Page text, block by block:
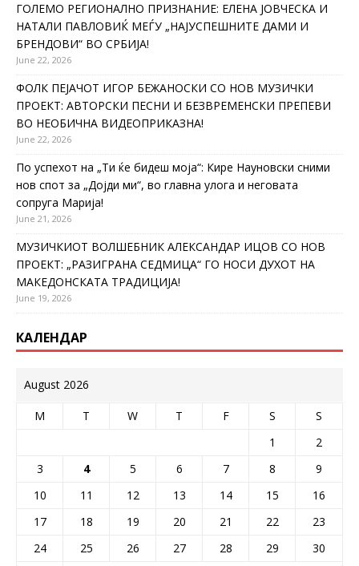
ГОЛЕМО РЕГИОНАЛНО ПРИЗНАНИЕ: ЕЛЕНА ЈОВЧЕСКА И
НАТАЛИ ПАВЛОВИЌ МЕЃУ „НАЈУСПЕШНИТЕ ДАМИ И
БРЕНДОВИ“ ВО СРБИЈА!
June 22, 2026
ФОЛК ПЕЈАЧОТ ИГОР БЕЖАНОСКИ СО НОВ МУЗИЧКИ
ПРОЕКТ: АВТОРСКИ ПЕСНИ И БЕЗВРЕМЕНСКИ ПРЕПЕВИ
ВО НЕОБИЧНА ВИДЕОПРИКАЗНА!
June 22, 2026
По успехот на „Ти ќе бидеш моја“: Кире Науновски сними
нов спот за „Дојди ми“, во главна улога и неговата
сопруга Марија!
June 21, 2026
МУЗИЧКИОТ ВОЛШЕБНИК АЛЕКСАНДАР ИЦОВ СО НОВ
ПРОЕКТ: „РАЗИГРАНА СЕДМИЦА“ ГО НОСИ ДУХОТ НА
МАКЕДОНСКАТА ТРАДИЦИЈА!
June 19, 2026
КАЛЕНДАР
August 2026
M T W T F S
S
1
2
3
4 5 6 7 8
9
10
11 12 13 14 15
16
17
18 19 20 21 22
23
24
25 26 27 28 29
30